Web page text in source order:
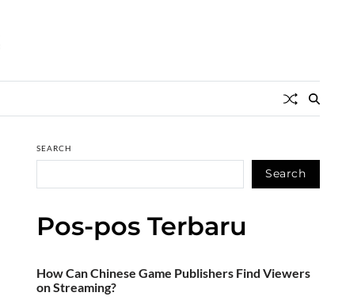
SEARCH
Search
Pos-pos Terbaru
How Can Chinese Game Publishers Find Viewers
on Streaming?